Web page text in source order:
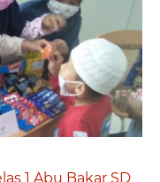
1 Abu Bakar SD